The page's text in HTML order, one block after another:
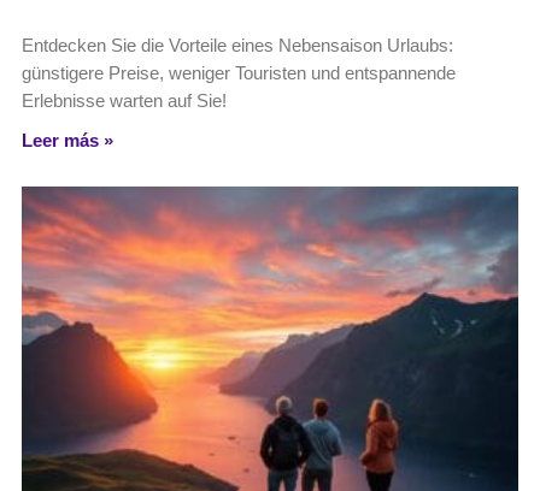
Entdecken Sie die Vorteile eines Nebensaison Urlaubs:
günstigere Preise, weniger Touristen und entspannende
Erlebnisse warten auf Sie!
Leer más »